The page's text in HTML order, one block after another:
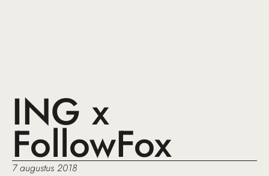
ING x
FollowFox
7 augustus 2018